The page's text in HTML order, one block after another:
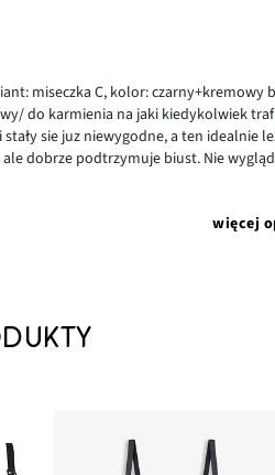
miseczka C, kolor: czarny+kremowy
do karmienia na jaki kiedykolwiek
sie juz niewygodne, a ten idealnie
dobrze podtrzymuje biust. Nie
więcej